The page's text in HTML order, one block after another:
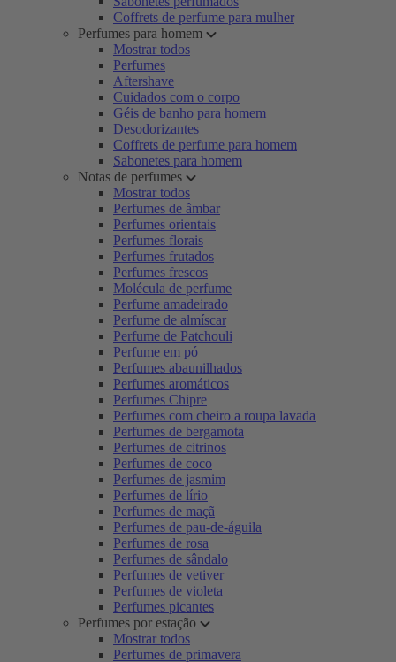
Coffrets de perfume para mulher
Perfumes para homem
Mostrar todos
Perfumes
Aftershave
Cuidados com o corpo
Géis de banho para homem
Desodorizantes
Coffrets de perfume para homem
Sabonetes para homem
Notas de perfumes
Mostrar todos
Perfumes de âmbar
Perfumes orientais
Perfumes florais
Perfumes frutados
Perfumes frescos
Molécula de perfume
Perfume amadeirado
Perfume de almíscar
Perfume de Patchouli
Perfume em pó
Perfumes abaunilhados
Perfumes aromáticos
Perfumes Chipre
Perfumes com cheiro a roupa lavada
Perfumes de bergamota
Perfumes de citrinos
Perfumes de coco
Perfumes de jasmim
Perfumes de lírio
Perfumes de maçã
Perfumes de pau-de-águila
Perfumes de rosa
Perfumes de sândalo
Perfumes de vetiver
Perfumes de violeta
Perfumes picantes
Perfumes por estação
Mostrar todos
Perfumes de primavera